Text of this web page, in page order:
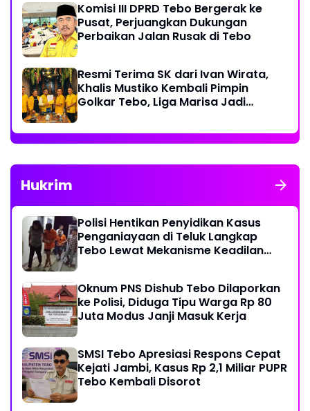
Komisi III DPRD Tebo Bergerak ke
Pusat, Perjuangkan Dukungan
Perbaikan Jalan Rusak di Tebo
Resmi Terima SK dari Ivan Wirata,
Khalis Mustiko Kembali Pimpin
Golkar Tebo, Liga Marisa Jadi
Hukrim
Polisi Hentikan Penyidikan Kasus
Penganiayaan di Teluk Langkap
Tebo Lewat Mekanisme Keadilan
Oknum PNS Dishub Tebo Dilaporkan
ke Polisi, Diduga Tipu Warga Rp 80
Juta Modus Janji Masuk Kerja
SMSI Tebo Apresiasi Respons Cepat
Kejati Jambi, Kasus Rp 2,1 Miliar PUPR
Tebo Kembali Disorot